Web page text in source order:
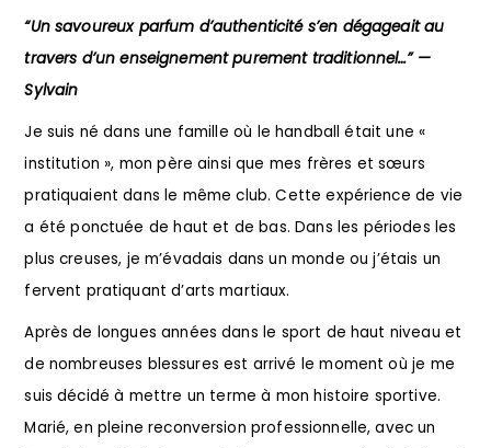
“Un savoureux parfum d’authenticité s’en dégageait au
travers d’un enseignement purement traditionnel…” —
Sylvain
Je suis né dans une famille où le handball était une «
institution », mon père ainsi que mes frères et sœurs
pratiquaient dans le même club. Cette expérience de vie
a été ponctuée de haut et de bas. Dans les périodes les
plus creuses, je m’évadais dans un monde ou j’étais un
fervent pratiquant d’arts martiaux.
Après de longues années dans le sport de haut niveau et
de nombreuses blessures est arrivé le moment où je me
suis décidé à mettre un terme à mon histoire sportive.
Marié, en pleine reconversion professionnelle, avec un